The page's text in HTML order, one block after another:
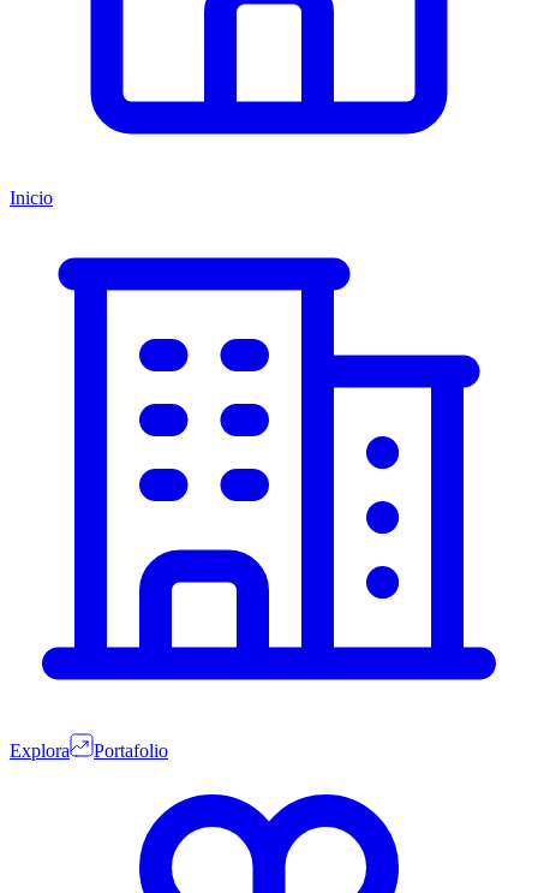
Inicio
Explora Portafolio